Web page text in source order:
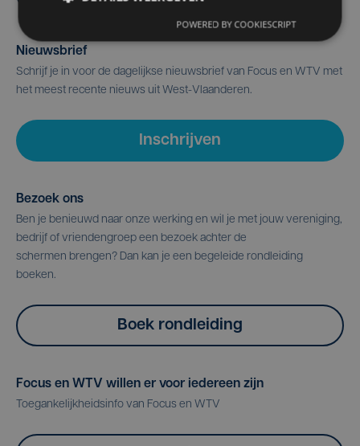
Nieuwsbrief
Schrijf je in voor de dagelijkse nieuwsbrief van Focus en WTV met
het meest recente nieuws uit West-Vlaanderen.
Inschrijven
Bezoek ons
Ben je benieuwd naar onze werking en wil je met jouw vereniging,
bedrijf of vriendengroep een bezoek achter de
schermen brengen? Dan kan je een begeleide rondleiding
boeken.
Boek rondleiding
Focus en WTV willen er voor iedereen zijn
Toegankelijkheidsinfo van Focus en WTV
POWERED BY COOKIESCRIPT